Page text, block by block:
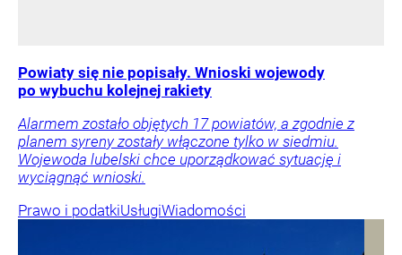
Powiaty się nie popisały. Wnioski wojewody
po wybuchu kolejnej rakiety
Alarmem zostało objętych 17 powiatów, a zgodnie z
planem syreny zostały włączone tylko w siedmiu.
Wojewoda lubelski chce uporządkować sytuację i
wyciągnąć wnioski.
Prawo i podatkiUsługiWiadomości